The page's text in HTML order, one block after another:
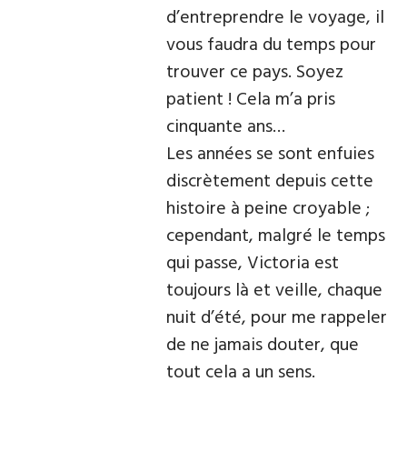
d’entreprendre le voyage, il
vous faudra du temps pour
trouver ce pays. Soyez
patient ! Cela m’a pris
cinquante ans…
Les années se sont enfuies
discrètement depuis cette
histoire à peine croyable ;
cependant, malgré le temps
qui passe, Victoria est
toujours là et veille, chaque
nuit d’été, pour me rappeler
de ne jamais douter, que
tout cela a un sens.